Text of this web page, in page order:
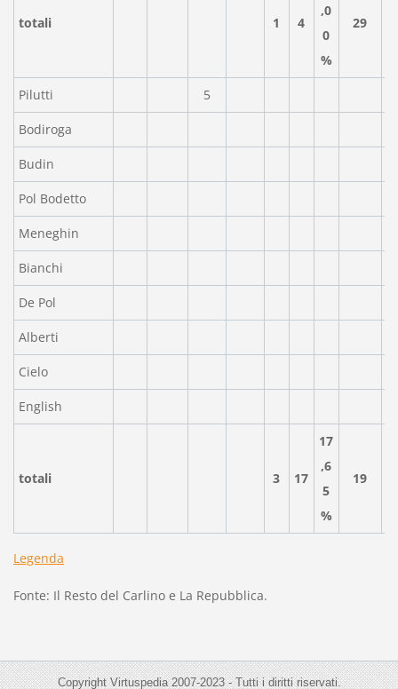
totali 1 4
,0
0
%
29
Pilutti 5
Bodiroga
Budin
Pol Bodetto
Meneghin
Bianchi
De Pol
Alberti
Cielo
English
totali 3 17
17
,6
5
%
19
Legenda
Fonte: Il Resto del Carlino e La Repubblica.
Copyright Virtuspedia 2007-2023 - Tutti i diritti riservati.